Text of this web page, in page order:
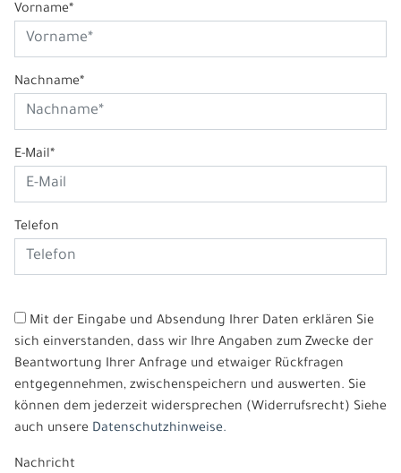
Vorname*
Nachname*
E-Mail*
Telefon
Mit der Eingabe und Absendung Ihrer Daten erklären Sie
sich einverstanden, dass wir Ihre Angaben zum Zwecke der
Beantwortung Ihrer Anfrage und etwaiger Rückfragen
entgegennehmen, zwischenspeichern und auswerten. Sie
können dem jederzeit widersprechen (Widerrufsrecht) Siehe
auch unsere Datenschutzhinweise.
Nachricht